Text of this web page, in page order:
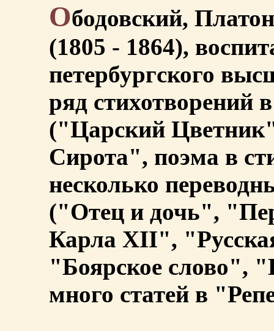
Ободовский,
(1805 - 1864),
петербургского
ряд стихотворений
("Царский
Сирота", поэма в
несколько
("Отец и дочь",
Карла XII",
"Боярское слово",
много статей в